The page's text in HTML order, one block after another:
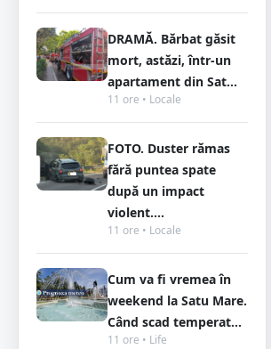
DRAMĂ. Bărbat găsit
mort, astăzi, într-un
apartament din Sat...
11 ore • Locale
FOTO. Duster rămas
fără puntea spate
după un impact
violent....
11 ore • Locale
Cum va fi vremea în
weekend la Satu Mare.
Când scad temperat...
11 ore • Life